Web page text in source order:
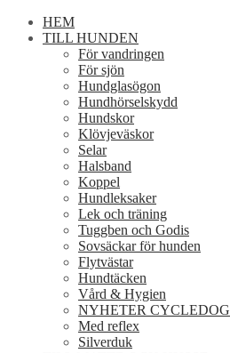
HEM
TILL HUNDEN
För vandringen
För sjön
Hundglasögon
Hundhörselskydd
Hundskor
Klövjeväskor
Selar
Halsband
Koppel
Hundleksaker
Lek och träning
Tuggben och Godis
Sovsäckar för hunden
Flytvästar
Hundtäcken
Vård & Hygien
NYHETER CYCLEDOG
Med reflex
Silverduk